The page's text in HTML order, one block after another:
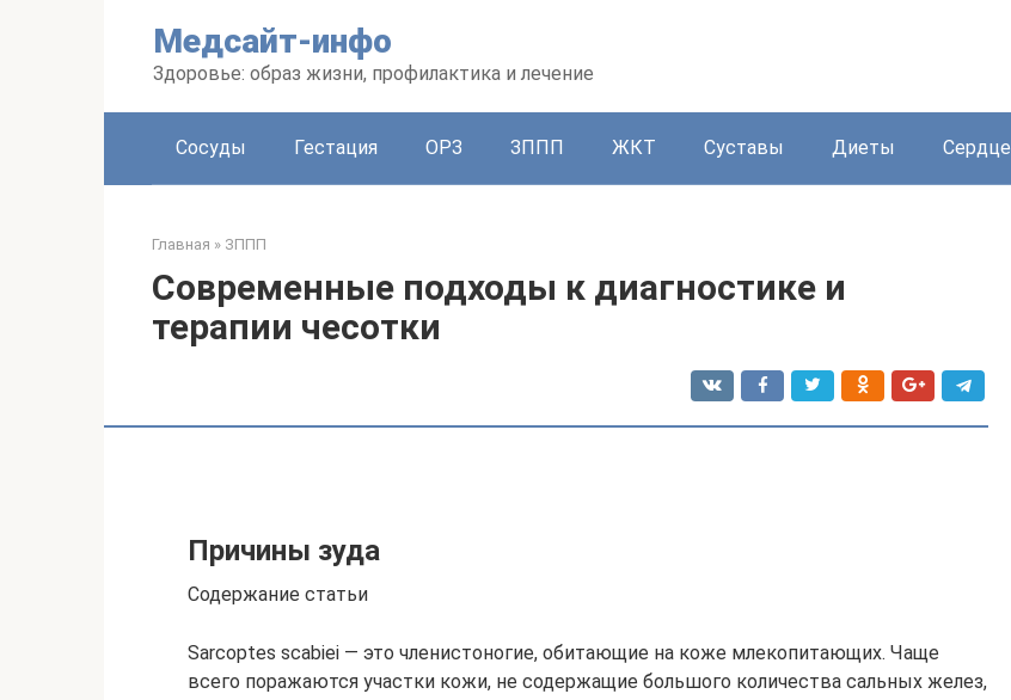
Медсайт-инфо
Здоровье: образ жизни, профилактика и лечение
Сосуды Гестация ОРЗ ЗППП ЖКТ Суставы Диеты Сердце
Главная » ЗППП
Современные подходы к диагностике и
терапии чесотки
Причины зуда
Содержание статьи
Sarcoptes scabiei — это членистоногие, обитающие на коже млекопитающих. Чаще
всего поражаются участки кожи, не содержащие большого количества сальных желез,